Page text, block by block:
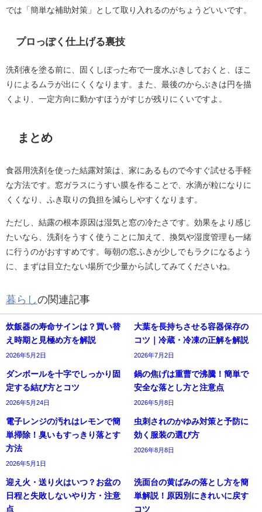
では「簡単な補助対策」として取り入れるのがちょうどいいです。
プロっぽく仕上げる裏技
洗剤液を塗る前に、固くしぼった布で一度水ぶきしておくと、ほこ
りによるムラが出にくくなります。また、最後のからぶきは円を描
くより、一定方向に動かすほうがすじが残りにくいですよ。
まとめ
食器用洗剤を使った結露対策は、家にあるもので今すぐ試せる手軽
な方法です。窓ガラスにうすい膜を作ることで、水滴が粒になりに
くくなり、ふき取りの負担を減らしやすくなります。
ただし、結露の根本原因は湿気と窓の冷たさです。効果をより感じ
たいなら、洗剤をうすく使うことに加えて、換気や湿度管理も一緒
に行うのがおすすめです。毎朝の窓ふきが少しでもラクになるよう
に、まずは目立たない場所で少量から試してみてくださいね。
暮らしの関連記事
炊飯器の寿命サインは？買い替
え時期と見極め方を解説
2026年5月2日
大葉を長持ちさせる容器保存の
コツ｜冷蔵・冷凍の正解を解説
2026年7月2日
ダンボールを十字でしっかり固
定する結び方とコツ
2026年5月24日
鍋の焦げは重曹で沸騰！簡単で
安全な落とし方と注意点
2026年5月8日
電子レンジの汚れはレモンで簡
単掃除！臭いもすっきり落とす
方法
2026年5月1日
虫刺されのかゆみ対策と予防に
効く服装の選び方
2026年8月8日
迎え火・送り火はいつ？お盆の
日程と失敗しないやり方・注意
点
洗面台の黄ばみの落とし方を簡
単解説！原因別にきれいに戻す
コツ